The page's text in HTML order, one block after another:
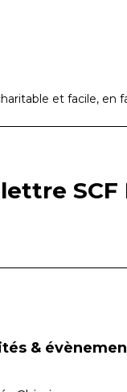
et facile, en
&